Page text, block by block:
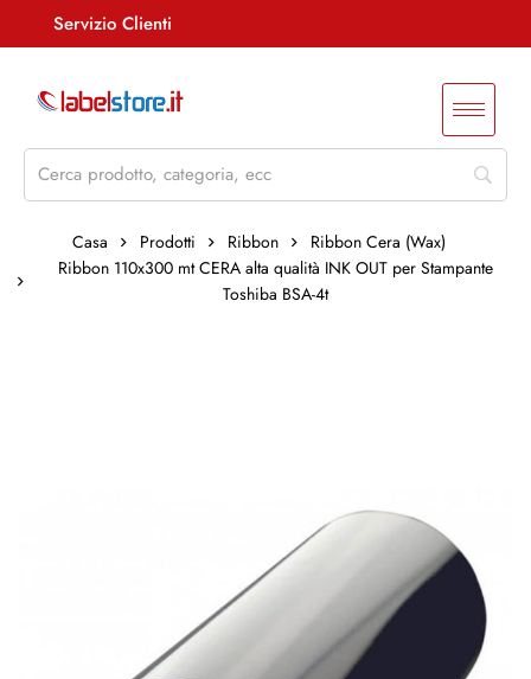
Servizio Clienti
Whatsapp: 3290548762
Casa Prodotti Ribbon
Ribbon Cera (Wax)
Ribbon 110x300 mt CERA alta qualità INK OUT per Stampante
Toshiba BSA-4t